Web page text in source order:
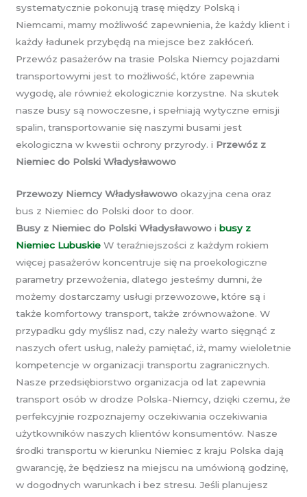
systematycznie pokonują trasę między Polską i
Niemcami, mamy możliwość zapewnienia, że każdy klient i
każdy ładunek przybędą na miejsce bez zakłóceń.
Przewóz pasażerów na trasie Polska Niemcy pojazdami
transportowymi jest to możliwość, które zapewnia
wygodę, ale również ekologicznie korzystne. Na skutek
nasze busy są nowoczesne, i spełniają wytyczne emisji
spalin, transportowanie się naszymi busami jest
ekologiczna w kwestii ochrony przyrody. i Przewóz z
Niemiec do Polski Władysławowo
Przewozy Niemcy Władysławowo okazyjna cena oraz
bus z Niemiec do Polski door to door.
Busy z Niemiec do Polski Władysławowo i busy z
Niemiec Lubuskie W teraźniejszości z każdym rokiem
więcej pasażerów koncentruje się na proekologiczne
parametry przewożenia, dlatego jesteśmy dumni, że
możemy dostarczamy usługi przewozowe, które są i
także komfortowy transport, także zrównoważone. W
przypadku gdy myślisz nad, czy należy warto sięgnąć z
naszych ofert usług, należy pamiętać, iż, mamy wieloletnie
kompetencje w organizacji transportu zagranicznych.
Nasze przedsiębiorstwo organizacja od lat zapewnia
transport osób w drodze Polska-Niemcy, dzięki czemu, że
perfekcyjnie rozpoznajemy oczekiwania oczekiwania
użytkowników naszych klientów konsumentów. Nasze
środki transportu w kierunku Niemiec z kraju Polska dają
gwarancję, że będziesz na miejscu na umówioną godzinę,
w dogodnych warunkach i bez stresu. Jeśli planujesz